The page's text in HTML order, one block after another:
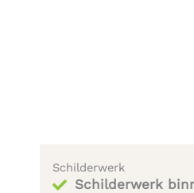
Schilderwerk
Schilderwerk